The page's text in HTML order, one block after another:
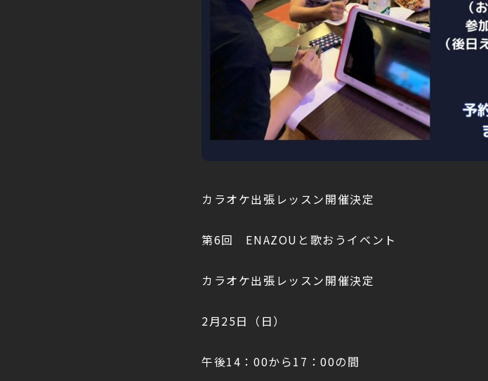
カラオケ出張レッスン開催決定
第6回 ENAZOUと歌おうイベント
カラオケ出張レッスン開催決定
2月25日（日）
午後14：00から17：00の間